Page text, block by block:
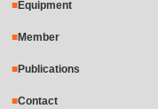
Equipment
Member
Publications
Contact